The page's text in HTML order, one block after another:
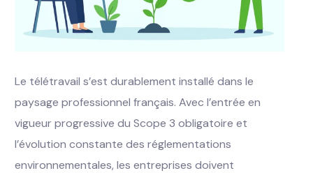
Le télétravail s’est durablement installé dans le
paysage professionnel français. Avec l’entrée en
vigueur progressive du Scope 3 obligatoire et
l’évolution constante des réglementations
environnementales, les entreprises doivent